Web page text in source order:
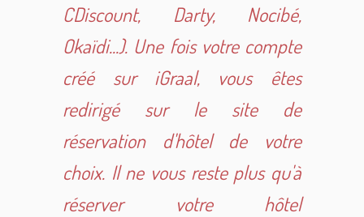
CDiscount, Darty, Nocibé,
Okaïdi...). Une fois votre compte
créé sur iGraal, vous êtes
redirigé sur le site de
réservation d'hôtel de votre
choix. Il ne vous reste plus qu'à
réserver votre hôtel